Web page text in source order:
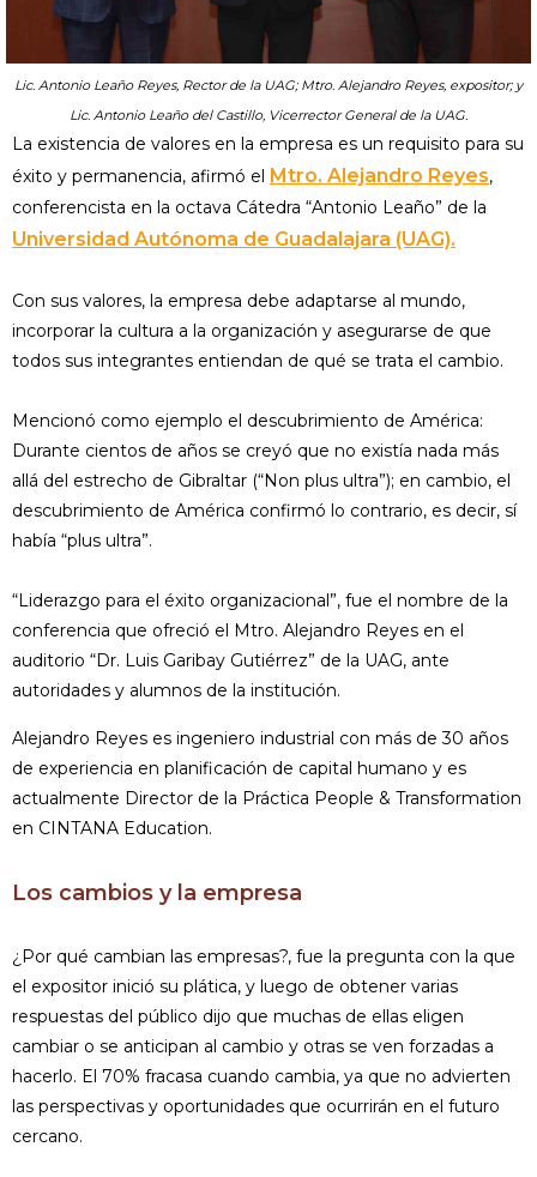
Lic. Antonio Leaño Reyes, Rector de la UAG; Mtro. Alejandro Reyes, expositor; y
Lic. Antonio Leaño del Castillo, Vicerrector General de la UAG.
La existencia de valores en la empresa es un requisito para su
éxito y permanencia, afirmó el Mtro. Alejandro Reyes,
conferencista en la octava Cátedra “Antonio Leaño” de la
Universidad Autónoma de Guadalajara (UAG).
Con sus valores, la empresa debe adaptarse al mundo,
incorporar la cultura a la organización y asegurarse de que
todos sus integrantes entiendan de qué se trata el cambio.
Mencionó como ejemplo el descubrimiento de América:
Durante cientos de años se creyó que no existía nada más
allá del estrecho de Gibraltar (“Non plus ultra”); en cambio, el
descubrimiento de América confirmó lo contrario, es decir, sí
había “plus ultra”.
“Liderazgo para el éxito organizacional”, fue el nombre de la
conferencia que ofreció el Mtro. Alejandro Reyes en el
auditorio “Dr. Luis Garibay Gutiérrez” de la UAG, ante
autoridades y alumnos de la institución.
Alejandro Reyes es ingeniero industrial con más de 30 años
de experiencia en planificación de capital humano y es
actualmente Director de la Práctica People & Transformation
en CINTANA Education.
Los cambios y la empresa
¿Por qué cambian las empresas?, fue la pregunta con la que
el expositor inició su plática, y luego de obtener varias
respuestas del público dijo que muchas de ellas eligen
cambiar o se anticipan al cambio y otras se ven forzadas a
hacerlo. El 70% fracasa cuando cambia, ya que no advierten
las perspectivas y oportunidades que ocurrirán en el futuro
cercano.